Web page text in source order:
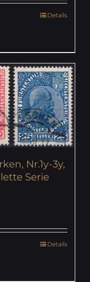
Details
Nr.1y-3y,
Serie
Details